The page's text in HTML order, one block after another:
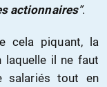
actionnaires”.
cela piquant, la
laquelle il ne faut
salariés tout en